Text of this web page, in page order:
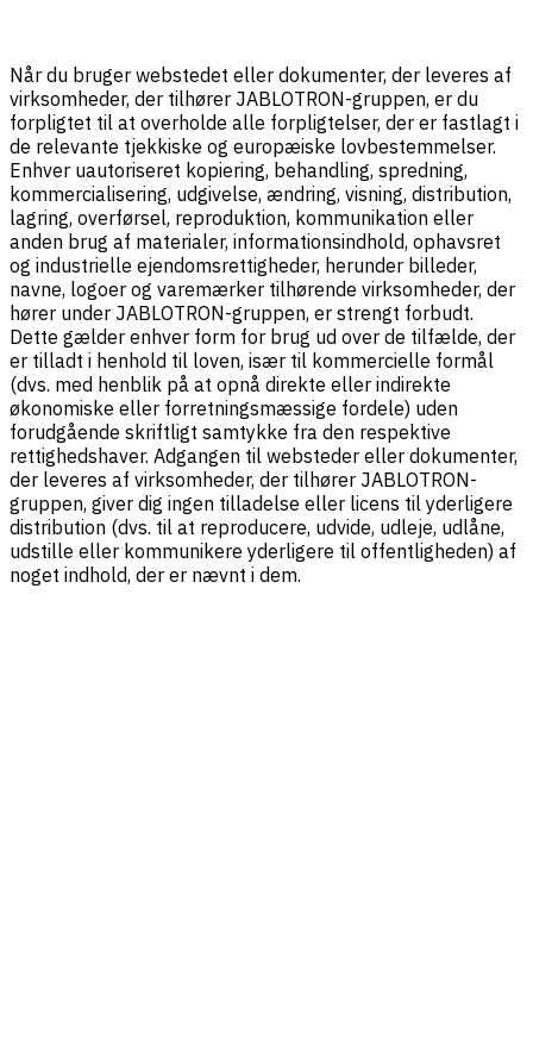
Når du bruger webstedet eller dokumenter, der leveres af
virksomheder, der tilhører JABLOTRON-gruppen, er du
forpligtet til at overholde alle forpligtelser, der er fastlagt i
de relevante tjekkiske og europæiske lovbestemmelser.
Enhver uautoriseret kopiering, behandling, spredning,
kommercialisering, udgivelse, ændring, visning, distribution,
lagring, overførsel, reproduktion, kommunikation eller
anden brug af materialer, informationsindhold, ophavsret
og industrielle ejendomsrettigheder, herunder billeder,
navne, logoer og varemærker tilhørende virksomheder, der
hører under JABLOTRON-gruppen, er strengt forbudt.
Dette gælder enhver form for brug ud over de tilfælde, der
er tilladt i henhold til loven, især til kommercielle formål
(dvs. med henblik på at opnå direkte eller indirekte
økonomiske eller forretningsmæssige fordele) uden
forudgående skriftligt samtykke fra den respektive
rettighedshaver. Adgangen til websteder eller dokumenter,
der leveres af virksomheder, der tilhører JABLOTRON-
gruppen, giver dig ingen tilladelse eller licens til yderligere
distribution (dvs. til at reproducere, udvide, udleje, udlåne,
udstille eller kommunikere yderligere til offentligheden) af
noget indhold, der er nævnt i dem.